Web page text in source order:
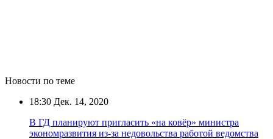
Новости по теме
18:30 Дек. 14, 2020
В ГД планируют пригласить «на ковёр» министра
экономразвития из-за недовольства работой ведомства